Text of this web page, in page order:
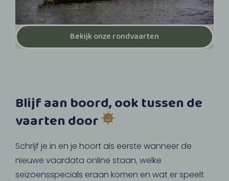
Bekijk onze rondvaarten
Blijf aan boord, ook tussen de
vaarten door
Schrijf je in en je hoort als eerste wanneer de
nieuwe vaardata online staan, welke
seizoensspecials eraan komen en wat er speelt